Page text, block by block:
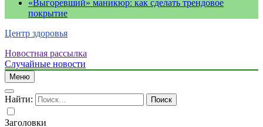
«Выгоревший» маникюр: как сделать трендовое
покрытие
Центр здоровья
Новостная рассылка
Случайные новости
Меню
Найти:
Заголовки